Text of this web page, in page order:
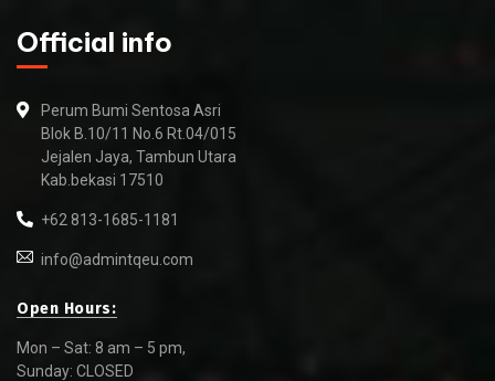
Official info
Perum Bumi Sentosa Asri
Blok B.10/11 No.6 Rt.04/015
Jejalen Jaya, Tambun Utara
Kab.bekasi 17510
+62 813-1685-1181
info@admintqeu.com
Open Hours:
Mon – Sat: 8 am – 5 pm,
Sunday: CLOSED